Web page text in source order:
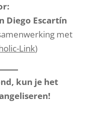
Diego Escartín
met
Link)
kun je het